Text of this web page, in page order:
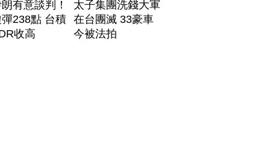
有意談判！
238點 台積
收高
太子集團洗錢大軍
在台團滅 33豪車
今被法拍